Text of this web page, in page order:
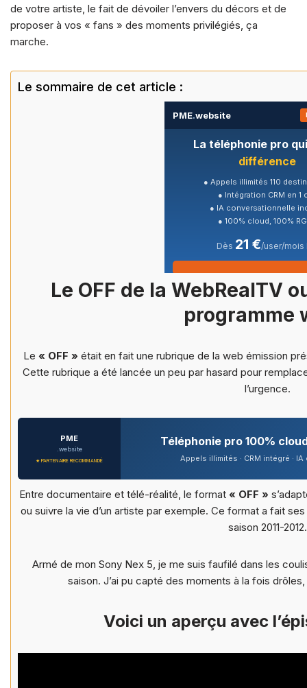
de votre artiste, le fait de dévoiler l’envers du décors et de
proposer à vos « fans » des moments privilégiés, ça
marche.
Le sommaire de cet article :
PME.website
La téléphonie pro
différence
● Appels illimités 110
● Intégration CRM en 1
● IA conversationnelle
● 100% cloud, 100%
Dès 21 €/user/mois
Le OFF de la WebRealTV
programme
Le « OFF » était en fait une rubrique de la web émission
Cette rubrique a été lancée un peu par hasard pour
l’urgence.
PME
.website
★ PARTENAIRE RECOMMANDÉ
Téléphonie pro 100%
Appels illimités · CRM intégré ·
Entre documentaire et télé-réalité, le format « OFF »
ou suivre la vie d’un artiste par exemple. Ce format a fait
saison 2011-2012.
Armé de mon Sony Nex 5, je me suis faufilé dans les
saison. J’ai pu capté des moments à la fois
Voici un aperçu avec